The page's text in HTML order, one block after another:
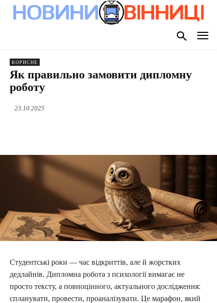
КОРИСНЕ
Як правильно замовити дипломну
роботу
23.10.2025
Студентські роки — час відкриттів, але й жорстких
дедлайнів. Дипломна робота з психології вимагає не
просто тексту, а повноцінного, актуального дослідження:
спланувати, провести, проаналізувати. Це марафон, який